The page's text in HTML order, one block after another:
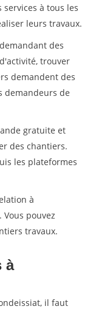
à tous les
leurs travaux.
des
trouver
demandent des
demandeurs de
gratuite et
des chantiers.
les plateformes
à
pouvez
travaux.
à
il faut